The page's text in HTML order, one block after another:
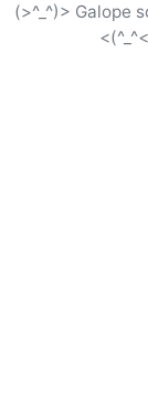
(>^_^)> Galope